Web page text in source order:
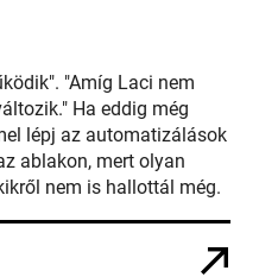
"Amíg Laci nem
Ha eddig még
lépj az automatizálások
ablakon, mert olyan
nem is hallottál még.